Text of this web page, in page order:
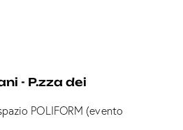
- P.zza dei
POLIFORM (evento